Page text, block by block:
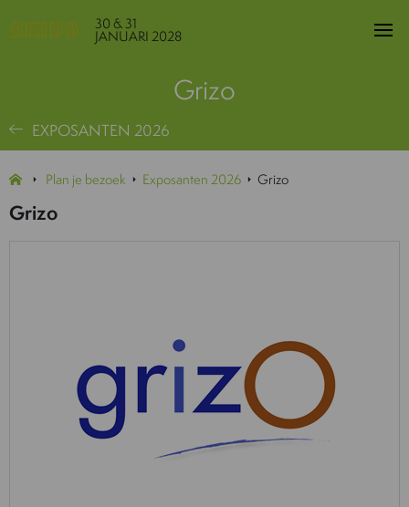
30 & 31
JANUARI 2028
Grizo
EXPOSANTEN 2026
Plan je bezoek Exposanten 2026 Grizo
Grizo